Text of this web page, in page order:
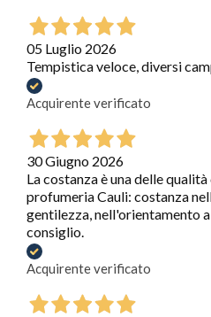
05 Luglio 2026
Tempistica veloce, diversi
Acquirente verificato
30 Giugno 2026
La costanza è una delle
profumeria Cauli: costanza
gentilezza, nell'orientamento
consiglio.
Acquirente verificato